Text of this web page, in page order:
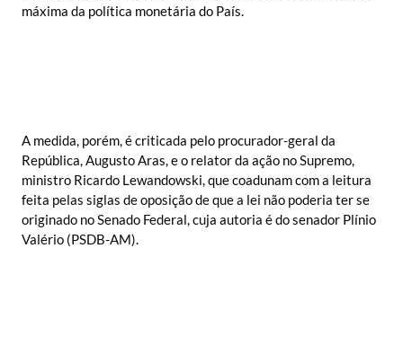
máxima da política monetária do País.
A medida, porém, é criticada pelo procurador-geral da
República, Augusto Aras, e o relator da ação no Supremo,
ministro Ricardo Lewandowski, que coadunam com a leitura
feita pelas siglas de oposição de que a lei não poderia ter se
originado no Senado Federal, cuja autoria é do senador Plínio
Valério (PSDB-AM).